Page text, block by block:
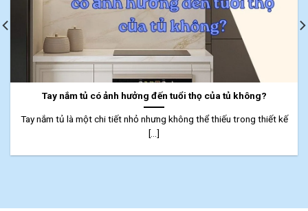
Tay nắm tủ có ảnh hưởng đến tuổi thọ của tủ không?
Tay nắm tủ là một chi tiết nhỏ nhưng không thể thiếu trong thiết kế
[...]